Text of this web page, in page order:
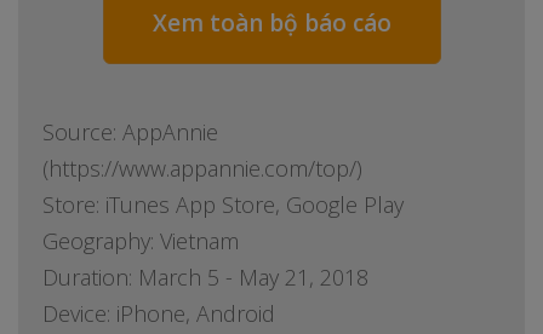
Xem toàn bộ báo cáo
Source: AppAnnie
(https://www.appannie.com/top/)
Store: iTunes App Store, Google Play
Geography: Vietnam
Duration: March 5 - May 21, 2018
Device: iPhone, Android